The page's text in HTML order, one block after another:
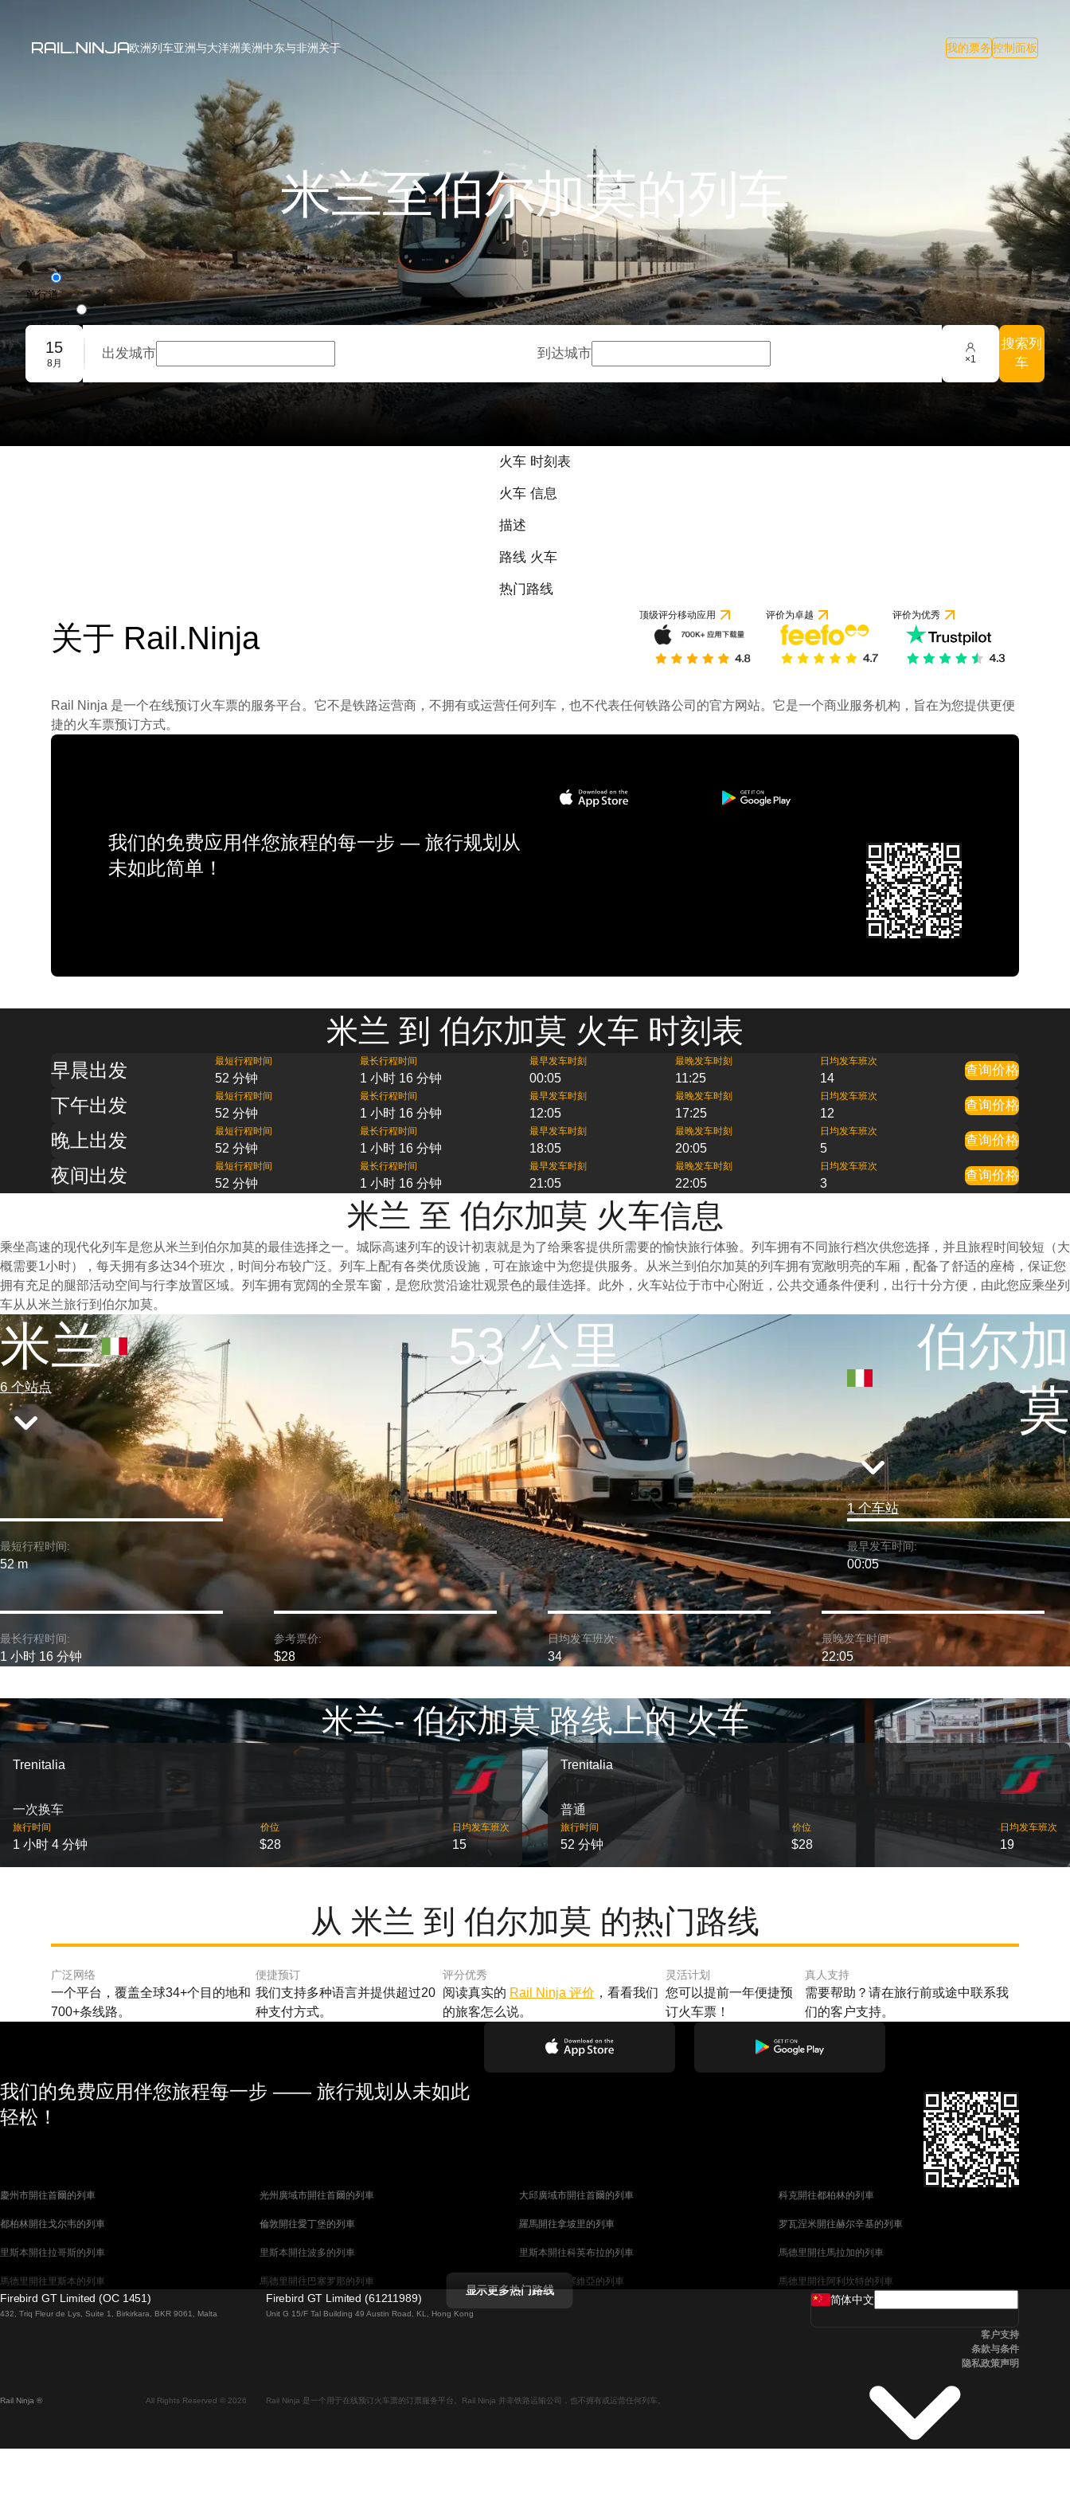
欧洲列车亚洲与大洋洲美洲中东与非洲关于 我的票务控制面板
米兰至伯尔加莫的列车
单行道
往返旅程
团体预订
15
8月
出发城市 到达城市 ×1
搜索列
车
火车 时刻表
火车 信息
描述
路线 火车
热门路线
关于 Rail.Ninja
顶级评分移动应用 评价为卓越 评价为优秀
Rail Ninja 是一个在线预订火车票的服务平台。它不是铁路运营商，不拥有或运营任何列车，也不代表任何铁路公司的官方网站。它是一个商业服务机构，旨在为您提供更便
捷的火车票预订方式。
我们的免费应用伴您旅程的每一步 — 旅行规划从
未如此简单！
米兰 到 伯尔加莫 火车 时刻表
早晨出发 最短行程时间
52 分钟
最长行程时间
1 小时 16 分钟
最早发车时刻
00:05
最晚发车时刻
11:25
日均发车班次
14
查询价格
下午出发 最短行程时间
52 分钟
最长行程时间
1 小时 16 分钟
最早发车时刻
12:05
最晚发车时刻
17:25
日均发车班次
12
查询价格
晚上出发 最短行程时间
52 分钟
最长行程时间
1 小时 16 分钟
最早发车时刻
18:05
最晚发车时刻
20:05
日均发车班次
5
查询价格
夜间出发 最短行程时间
52 分钟
最长行程时间
1 小时 16 分钟
最早发车时刻
21:05
最晚发车时刻
22:05
日均发车班次
3
查询价格
米兰 至 伯尔加莫 火车信息
乘坐高速的现代化列车是您从米兰到伯尔加莫的最佳选择之一。城际高速列车的设计初衷就是为了给乘客提供所需要的愉快旅行体验。列车拥有不同旅行档次供您选择，并且旅程时间较短（大
概需要1小时），每天拥有多达34个班次，时间分布较广泛。列车上配有各类优质设施，可在旅途中为您提供服务。从米兰到伯尔加莫的列车拥有宽敞明亮的车厢，配备了舒适的座椅，保证您
拥有充足的腿部活动空间与行李放置区域。列车拥有宽阔的全景车窗，是您欣赏沿途壮观景色的最佳选择。此外，火车站位于市中心附近，公共交通条件便利，出行十分方便，由此您应乘坐列
车从从米兰旅行到伯尔加莫。
米兰
6 个站点
53 公里
伯尔加
莫
1 个车站
最短行程时间:
52 m
最早发车时间:
00:05
最长行程时间:
1 小时 16 分钟
参考票价:
$28
日均发车班次:
34
最晚发车时间:
22:05
米兰 - 伯尔加莫 路线上的 火车
Trenitalia
一次换车
旅行时间
1 小时 4 分钟
价位
$28
日均发车班次
15
Trenitalia
普通
旅行时间
52 分钟
价位
$28
日均发车班次
19
从 米兰 到 伯尔加莫 的热门路线
9 / 10 基于 1 条评论
广泛网络
一个平台，覆盖全球34+个目的地和
700+条线路。
便捷预订
我们支持多种语言并提供超过20
种支付方式。
评分优秀
阅读真实的 Rail Ninja 评价 ，看看我们
的旅客怎么说。
灵活计划
您可以提前一年便捷预
订火车票！
真人支持
需要帮助？请在旅行前或途中联系我
们的客户支持。
我们的免费应用伴您旅程每一步 —— 旅行规划从未如此
轻松！
慶州市開往首爾的列車 光州廣域市開往首爾的列車 大邱廣域市開往首爾的列車 科克開往都柏林的列車
都柏林開往戈尔韦的列車 倫敦開往愛丁堡的列車 羅馬開往拿坡里的列車 罗瓦涅米開往赫尔辛基的列車
里斯本開往拉哥斯的列車 里斯本開往波多的列車 里斯本開往科英布拉的列車 馬德里開往馬拉加的列車
馬德里開往里斯本的列車 馬德里開往巴塞罗那的列車 馬德里開往塞維亞的列車 馬德里開往阿利坎特的列車
馬拉加開往馬德里的列車 巴塞罗那開往馬德里的列車 巴塞罗那開往馬拉加的列車
维也纳開往布拉格的列車 首爾開往蔚山廣域市的列車 首爾開往大邱廣域市的列車
哥德堡開往斯德哥爾摩的列車
显示更多热门路线
Firebird GT Limited (OC 1451)
432, Triq Fleur de Lys, Suite 1, Birkirkara, BKR 9061, Malta
Firebird GT Limited (61211989)
Unit G 15/F Tal Building 49 Austin Road, KL, Hong Kong
Rail Ninja ® All Rights Reserved © 2026 Rail Ninja 是一个用于在线预订火车票的订票服务平台。Rail Ninja 并非铁路运输公司，也不拥有或运营任何列车。
简体中文
客户支持
条款与条件
隐私政策声明